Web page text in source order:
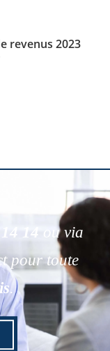
revenus 2023
14
ou via
pour toute
.